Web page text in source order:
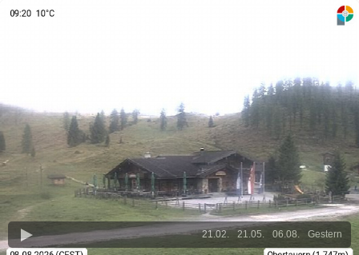
Gestern
06.08.
21.05.
21.02.